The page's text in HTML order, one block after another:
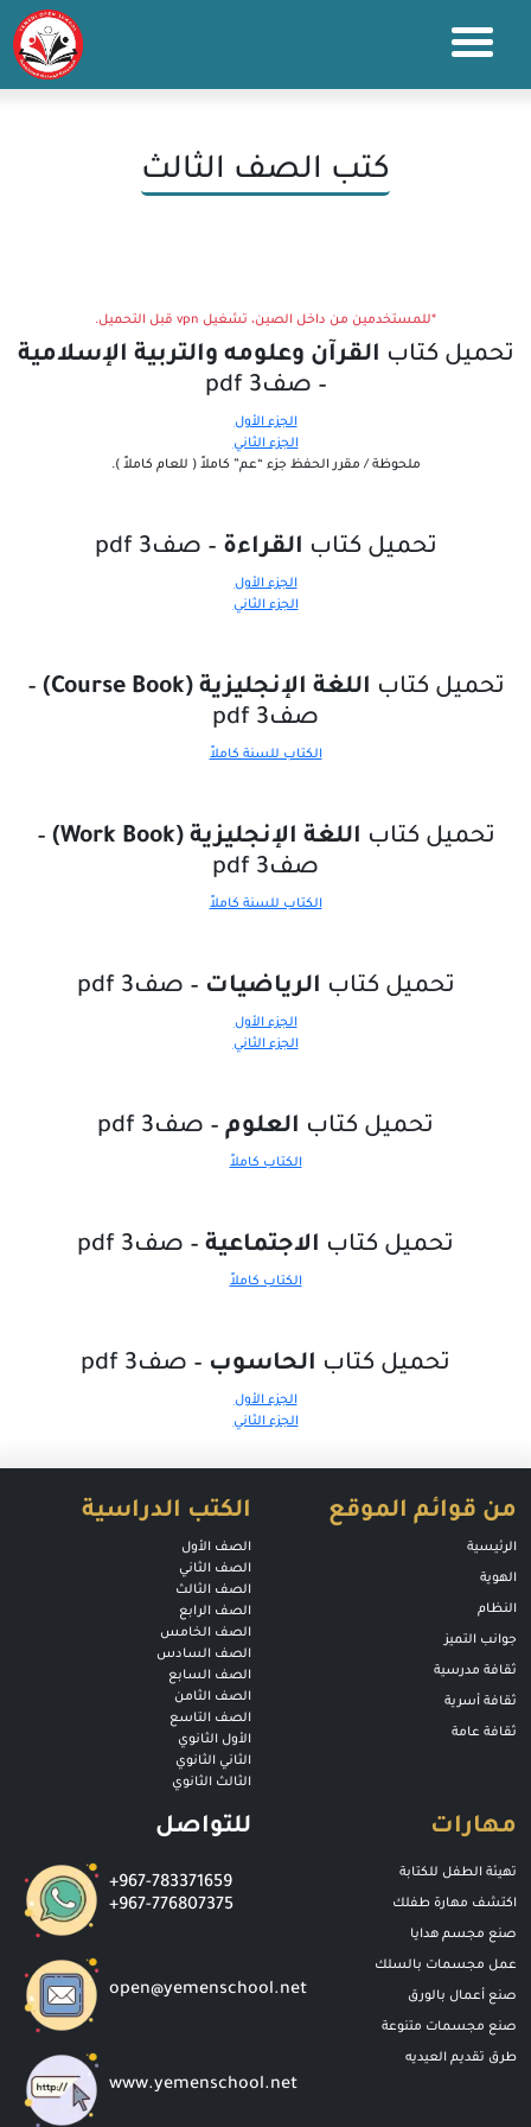
كتب الصف الثالث
*للمستخدمين من داخل الصين، تشغيل vpn قبل التحميل.
تحميل كتاب القرآن وعلومه والتربية الإسلامية
– صف3 pdf
الجزء الأول
الجزء الثاني
ملحوظة / مقرر الحفظ جزء “عم” كاملاً ( للعام كاملاً ).
تحميل كتاب القراءة – صف3 pdf
الجزء الأول
الجزء الثاني
تحميل كتاب اللغة الإنجليزية (Course Book)
–
صف3 pdf
الكتاب للسنة كاملاً
تحميل كتاب اللغة الإنجليزية (Work Book)
–
صف3 pdf
الكتاب للسنة كاملاً
تحميل كتاب الرياضيات – صف3 pdf
الجزء الأول
الجزء الثاني
تحميل كتاب العلوم – صف3 pdf
الكتاب كاملاً
تحميل كتاب الاجتماعية – صف3 pdf
الكتاب كاملاً
تحميل كتاب الحاسوب – صف3 pdf
الجزء الأول
الجزء الثاني
من قوائم الموقع
الرئيسية
الهوية
النظام
جوانب التميز
ثقافة مدرسية
ثقافة أسرية
ثقافة عامة
الكتب الدراسية
الصف الأول
الصف الثاني
الصف الثالث
الصف الرابع
الصف الخامس
الصف السادس
الصف السابع
الصف الثامن
الصف التاسع
الأول الثانوي
الثاني الثانوي
الثالث الثانوي
مهارات
تهيئة الطفل للكتابة
اكتشف مهارة طفلك
صنع مجسم هدايا
عمل مجسمات بالسلك
صنع أعمال بالورق
صنع مجسمات متنوعة
طرق تقديم العيديه
للتواصل
+967-783371659
+967-776807375
open@yemenschool.net
www.yemenschool.net